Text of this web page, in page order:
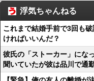
浮気ちゃんねる
これまで結婚手前で3回も
ければいいんだ？
彼氏の「ストーカー」にな
聞いていたが彼は品川で通